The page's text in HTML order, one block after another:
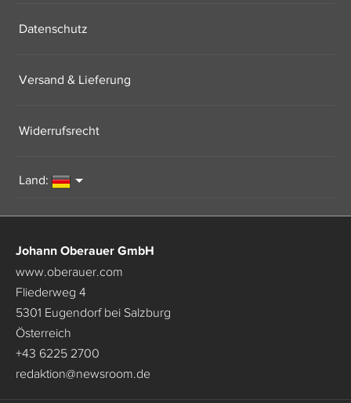
Datenschutz
Versand & Lieferung
Widerrufsrecht
Land:
Johann Oberauer GmbH
www.oberauer.com
Fliederweg 4
5301 Eugendorf bei Salzburg
Österreich
+43 6225 2700
redaktion@newsroom.de